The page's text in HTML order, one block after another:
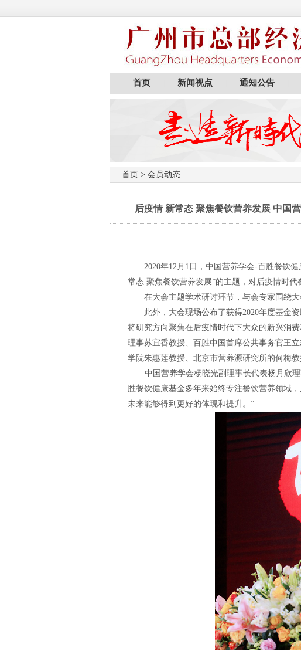
首页 新闻视点 通知公告
首页 > 会员动态
后疫情 新常态 聚焦餐饮营养发展 中国
2020年12月1日，中国营养学会-百胜餐饮
常态 聚焦餐饮营养发展”的主题，对后疫情时代
在大会主题学术研讨环节，与会专家围绕
此外，大会现场公布了获得2020年度基金
将研究方向聚焦在后疫情时代下大众的新兴消
理事苏宜香教授、百胜中国首席公共事务官王
学院朱惠莲教授、北京市营养源研究所的何梅
中国营养学会杨晓光副理事长代表杨月欣
胜餐饮健康基金多年来始终专注餐饮营养领域
未来能够得到更好的体现和提升。”